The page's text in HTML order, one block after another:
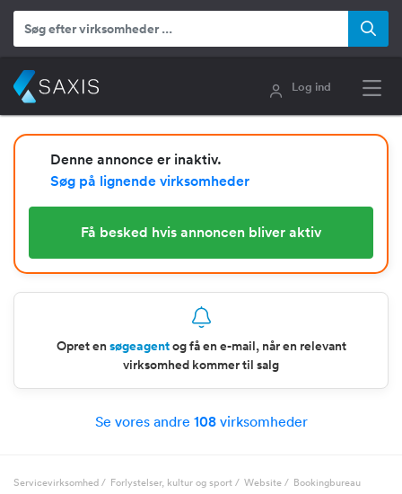
Log ind
Denne annonce er inaktiv.
Søg på lignende virksomheder
Få besked hvis annoncen bliver aktiv
Opret en søgeagentog få en e-mail, når en relevant
virksomhed kommer til salg
Se vores andre 108virksomheder
Servicevirksomhed/ Forlystelser, kultur og sport/ Website/ Bookingbureau